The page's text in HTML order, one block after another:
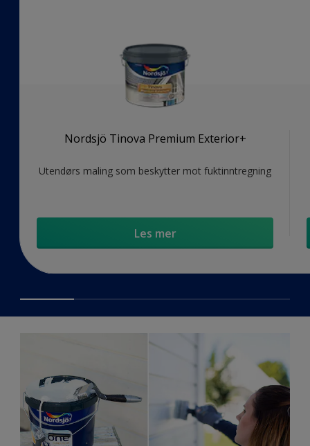
Nordsjö Tinova Premium Exterior+
Utendørs maling som beskytter mot fuktinntregning
Les mer